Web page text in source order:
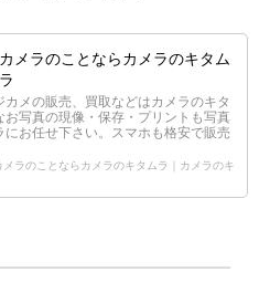
メラのことならカメラのキタム
メの販売、買取などはカメラのキタ
お写真の現像・保存・プリントも写真
お任せ下さい。スマホも格安で販売
ラのことならカメラのキタムラ｜カメラのキ